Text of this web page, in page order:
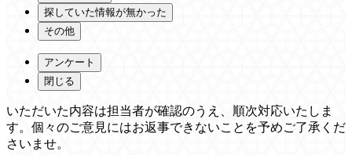
探していた情報が無かった
その他
アンケート
閉じる
いただいた内容は担当者が確認のうえ、順次対応いたしま
す。個々のご意見にはお返事できないことを予めご了承くだ
さいませ。